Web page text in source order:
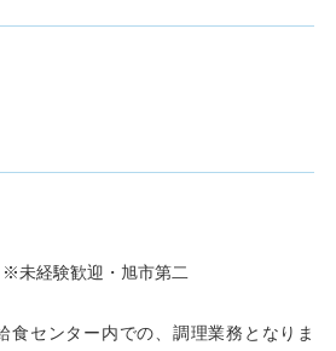
未経験歓迎・旭市第二
食センター内での、調理業務となりま